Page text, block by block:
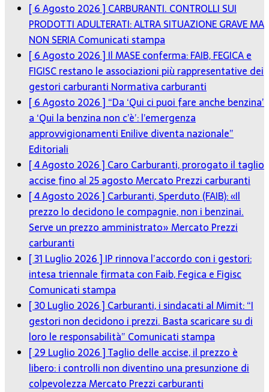
[ 6 Agosto 2026 ] CARBURANTI. CONTROLLI SUI
PRODOTTI ADULTERATI: ALTRA SITUAZIONE GRAVE MA
NON SERIAComunicati stampa
[ 6 Agosto 2026 ] Il MASE conferma: FAIB, FEGICA e
FIGISC restano le associazioni più rappresentative dei
gestori carburanti Normativa carburanti
[ 6 Agosto 2026 ] “Da ‘Qui ci puoi fare anche benzina’
a ‘Qui la benzina non c’è’: l’emergenza
approvvigionamenti Enilive diventa nazionale”
Editoriali
[ 4 Agosto 2026 ] Caro Carburanti, prorogato il taglio
accise fino al 25 agostoMercato Prezzi carburanti
[ 4 Agosto 2026 ] Carburanti, Sperduto (FAIB): «Il
prezzo lo decidono le compagnie, non i benzinai.
Serve un prezzo amministrato»Mercato Prezzi
carburanti
[ 31 Luglio 2026 ] IP rinnova l’accordo con i gestori:
intesa triennale firmata con Faib, Fegica e Figisc
Comunicati stampa
[ 30 Luglio 2026 ] Carburanti, i sindacati al Mimit: “I
gestori non decidono i prezzi. Basta scaricare su di
loro le responsabilità” Comunicati stampa
[ 29 Luglio 2026 ]Taglio delle accise, il prezzo è
libero: i controlli non diventino una presunzione di
colpevolezzaMercato Prezzi carburanti